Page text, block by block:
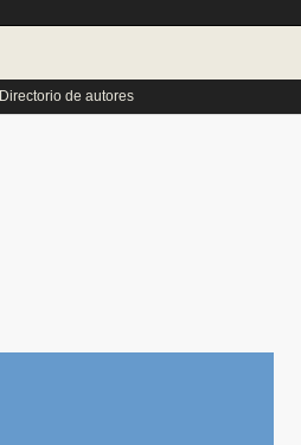
Directorio de autores